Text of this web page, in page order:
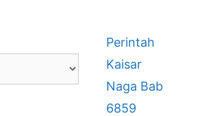
Perintah
Kaisar
Naga Bab
6859